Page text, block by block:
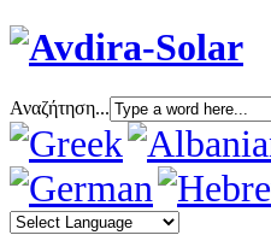
Αναζήτηση...